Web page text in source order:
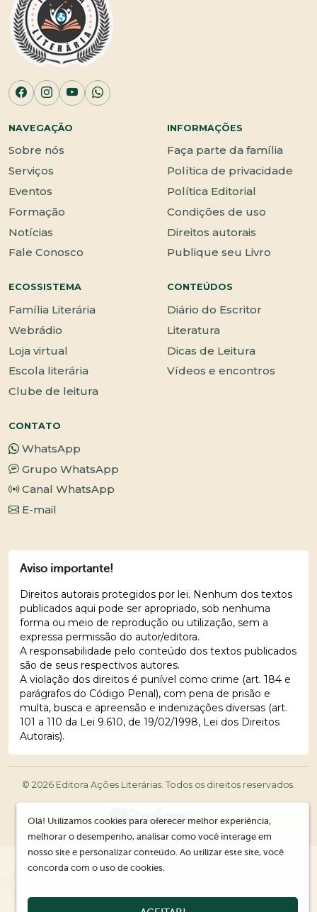
NAVEGAÇÃO
Sobre nós
Serviços
Eventos
Formação
Notícias
Fale Conosco
INFORMAÇÕES
Faça parte da família
Política de privacidade
Política Editorial
Condições de uso
Direitos autorais
Publique seu Livro
ECOSSISTEMA
Família Literária
Webrádio
Loja virtual
Escola literária
Clube de leitura
CONTEÚDOS
Diário do Escritor
Literatura
Dicas de Leitura
Vídeos e encontros
CONTATO
WhatsApp
Grupo WhatsApp
Canal WhatsApp
E-mail
Aviso importante!
Direitos autorais protegidos por lei. Nenhum dos textos
publicados aqui pode ser apropriado, sob nenhuma
forma ou meio de reprodução ou utilização, sem a
expressa permissão do autor/editora.
A responsabilidade pelo conteúdo dos textos publicados
são de seus respectivos autores.
A violação dos direitos é punível como crime (art. 184 e
parágrafos do Código Penal), com pena de prisão e
multa, busca e apreensão e indenizações diversas (art.
101 a 110 da Lei 9.610, de 19/02/1998, Lei dos Direitos
Autorais).
© 2026 Editora Ações Literárias. Todos os direitos reservados.
Olá! Utilizamos cookies para oferecer melhor experiência,
melhorar o desempenho, analisar como você interage em
nosso site e personalizar conteúdo. Ao utilizar este site, você
concorda com o uso de cookies.